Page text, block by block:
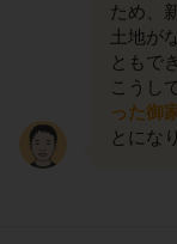
ため、
土地が
ともで
こうし
った御
とにな